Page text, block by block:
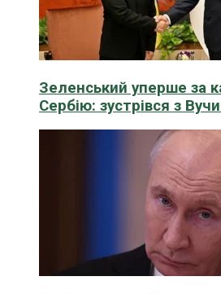
Зеленський уперше за
Сербію: зустрівся з